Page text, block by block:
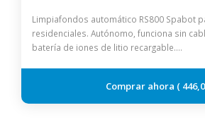
Limpiafondos automático RS800 Spabot
residenciales. Autónomo, funciona sin
batería de iones de litio recargable.…